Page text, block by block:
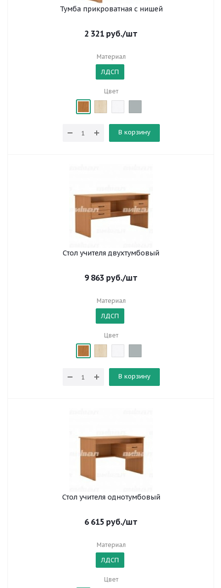
Тумба прикроватная с нишей
2 321 руб./шт
Материал
ЛДСП
Цвет
В корзину
Стол учителя двухтумбовый
9 863 руб./шт
Материал
ЛДСП
Цвет
В корзину
Стол учителя однотумбовый
6 615 руб./шт
Материал
ЛДСП
Цвет